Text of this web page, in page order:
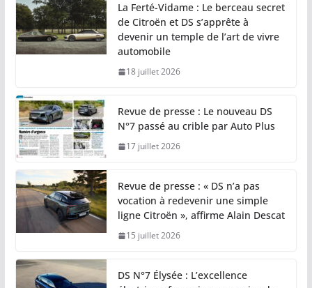
La Ferté-Vidame : Le berceau secret
de Citroën et DS s’apprête à
devenir un temple de l’art de vivre
automobile
18 juillet 2026
Revue de presse : Le nouveau DS
N°7 passé au crible par Auto Plus
17 juillet 2026
Revue de presse : « DS n’a pas
vocation à redevenir une simple
ligne Citroën », affirme Alain Descat
15 juillet 2026
DS N°7 Élysée : L’excellence